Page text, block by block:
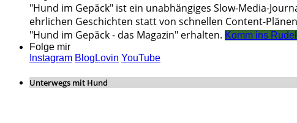
"Hund im Gepäck" ist ein unabhängiges Slow-Media-
ehrlichen Geschichten statt von schnellen Content-
"Hund im Gepäck - das Magazin" erhalten. Komm ins Rudel
Folge mir
Instagram BlogLovin YouTube
Unterwegs mit Hund